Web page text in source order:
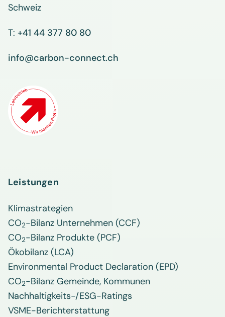
Schweiz
T: +41 44 377 80 80
info@carbon-connect.ch
Leistungen
Klimastrategien
CO2-Bilanz Unternehmen (CCF)
CO2-Bilanz Produkte (PCF)
Ökobilanz (LCA)
Environmental Product Declaration (EPD)
CO2-Bilanz Gemeinde, Kommunen
Nachhaltigkeits-/ESG-Ratings
VSME-Berichterstattung